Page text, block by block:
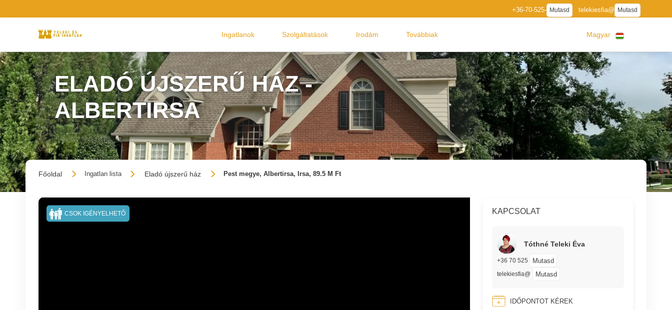
+36-70-525- Mutasd telekiesfia@ Mutasd
Ingatlanok Szolgáltatások Irodám Továbbiak Magyar
ELADÓ ÚJSZERŰ HÁZ -
ALBERTIRSA
Főoldal Ingatlan lista Eladó újszerű ház Pest megye, Albertirsa, Irsa, 89.5 M Ft
CSOK IGÉNYELHETŐ KAPCSOLAT
Tóthné Teleki Éva
+36 70 525 Mutasd
telekiesfia@ Mutasd
IDŐPONTOT KÉREK